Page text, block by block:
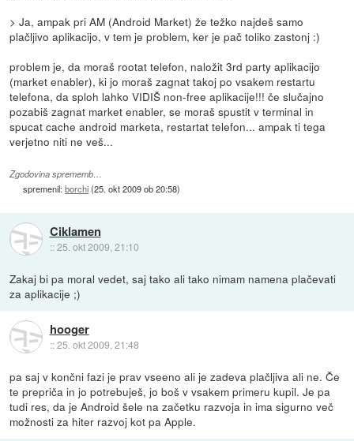
> Ja, ampak pri AM (Android Market) že težko najdeš samo
plačljivo aplikacijo, v tem je problem, ker je pač toliko zastonj :)
problem je, da moraš rootat telefon, naložit 3rd party aplikacijo
(market enabler), ki jo moraš zagnat takoj po vsakem restartu
telefona, da sploh lahko VIDIŠ non-free aplikacije!!! če slučajno
pozabiš zagnat market enabler, se moraš spustit v terminal in
spucat cache android marketa, restartat telefon... ampak ti tega
verjetno niti ne veš...
Zgodovina sprememb…
spremenil:borchi(25. okt 2009 ob 20:58)
Ciklamen
::25. okt 2009, 21:10
Zakaj bi pa moral vedet, saj tako ali tako nimam namena plačevati
za aplikacije ;)
hooger
::25. okt 2009, 21:48
pa saj v končni fazi je prav vseeno ali je zadeva plačljiva ali ne. Če
te prepriča in jo potrebuješ, jo boš v vsakem primeru kupil. Je pa
tudi res, da je Android šele na začetku razvoja in ima sigurno več
možnosti za hiter razvoj kot pa Apple.